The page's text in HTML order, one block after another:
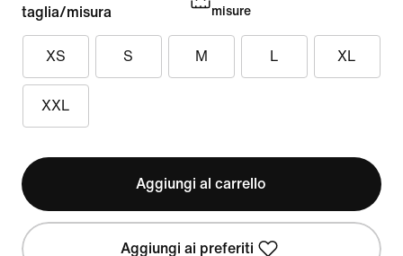
taglia/misura
misure
XS S M L XL
XXL
Aggiungi al carrello
Aggiungi ai preferiti